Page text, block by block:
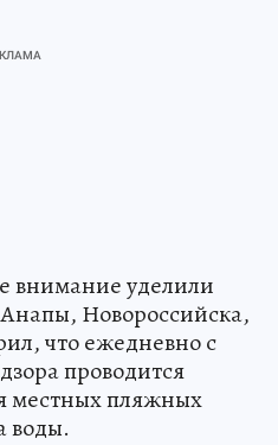
внимание уделили
Новороссийска,
что ежедневно с
проводится
местных пляжных
воды.